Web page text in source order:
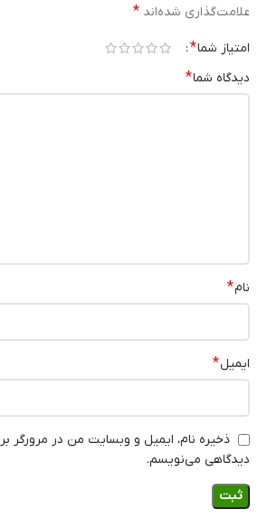
علامت‌گذاری شده‌اند *
امتیاز شما*
دیدگاه شما*
نام*
ایمیل*
ذخیره نام، ایمیل و وبسایت من در مرورگر
دیدگاهی می‌نویسم.